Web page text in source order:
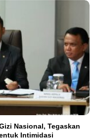
Nasional, Tegaskan
Intimidasi